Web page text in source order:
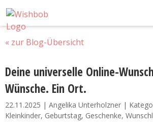
« zur Blog-Übersicht
Deine universelle Online-
Wünsche. Ein Ort.
22.11.2025 | Angelika Unterholzner |
Kleinkinder, Geburtstag, Geschenke,